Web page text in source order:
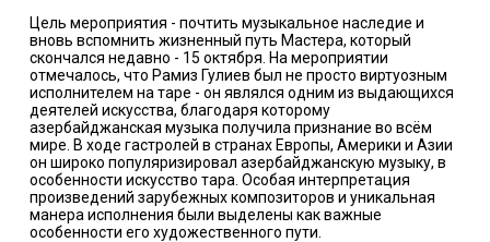
Цель мероприятия - почтить музыкальное наследие и
вновь вспомнить жизненный путь Мастера, который
скончался недавно - 15 октября. На мероприятии
отмечалось, что Рамиз Гулиев был не просто виртуозным
исполнителем на таре - он являлся одним из выдающихся
деятелей искусства, благодаря которому
азербайджанская музыка получила признание во всём
мире. В ходе гастролей в странах Европы, Америки и Азии
он широко популяризировал азербайджанскую музыку, в
особенности искусство тaрa. Особая интерпретация
произведений зарубежных композиторов и уникальная
манера исполнения были выделены как важные
особенности его художественного пути.